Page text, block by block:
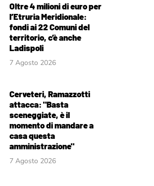
Oltre 4 milioni di euro per
l’Etruria Meridionale:
fondi ai 22 Comuni del
territorio, c’è anche
Ladispoli
7 Agosto 2026
Cerveteri, Ramazzotti
attacca: "Basta
sceneggiate, è il
momento di mandare a
casa questa
amministrazione"
7 Agosto 2026